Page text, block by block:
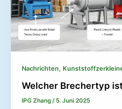
Nachrichten,
Welcher Brechertyp
IPG Zhang / 5. Juni 2025